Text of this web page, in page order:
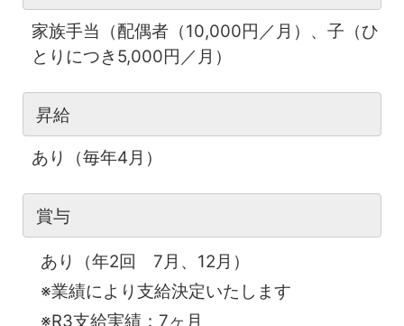
家族手当（配偶者（10,000円／月）、子（ひ
とりにつき5,000円／月）
昇給
あり（毎年4月）
賞与
あり（年2回 7月、12月）
※業績により支給決定いたします
※R3支給実績：7ヶ月